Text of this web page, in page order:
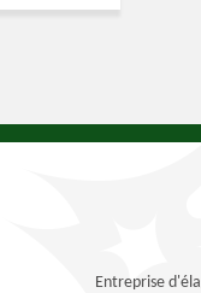
Entreprise